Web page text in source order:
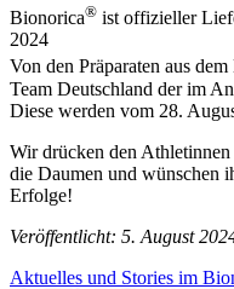
Bionorica® ist offizieller
2024
Von den Präparaten aus
Team Deutschland der im
Diese werden vom 28.
Wir drücken den
die Daumen und wünschen
Erfolge!
Veröffentlicht: 5. August
Aktuelles und Stories im